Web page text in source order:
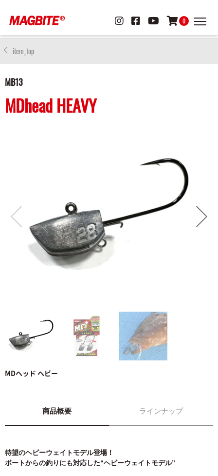
0
item_top
MB13
MDhead HEAVY
MDヘッド ヘビー
商品概要 ラインナップ
待望のヘビーウェイトモデル登場！
ボートからの釣りにも対応した“ヘビーウェイトモデル”